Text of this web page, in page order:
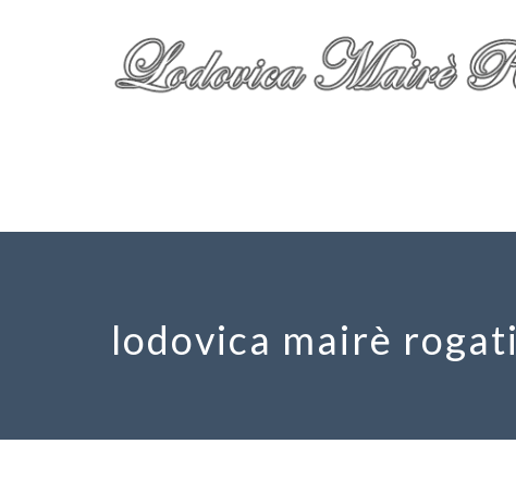
lodovica mairè rogati